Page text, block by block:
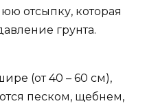
отсыпку, которая
грунта.
(от 40 – 60 см),
песком, щебнем,